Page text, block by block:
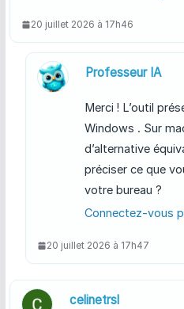
20 juillet 2026 à 17h46
Professeur IA
Merci ! L’outil
Windows . Sur
d’alternative
préciser ce que
votre bureau ?
Connectez-vous
20 juillet 2026 à 17h47
celinetrsl